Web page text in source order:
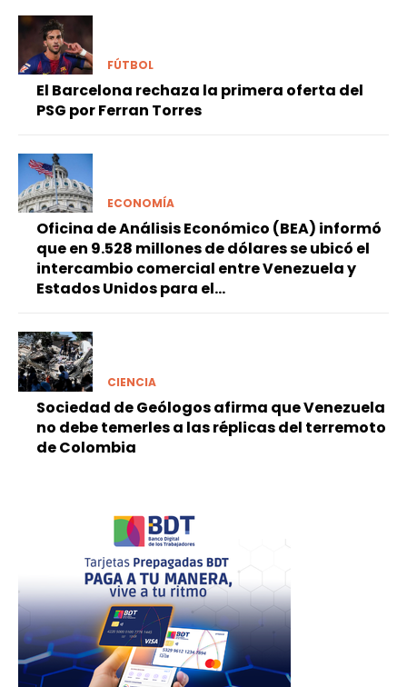
FÚTBOL
El Barcelona rechaza la primera oferta del
PSG por Ferran Torres
ECONOMÍA
Oficina de Análisis Económico (BEA) informó
que en 9.528 millones de dólares se ubicó el
intercambio comercial entre Venezuela y
Estados Unidos para el...
CIENCIA
Sociedad de Geólogos afirma que Venezuela
no debe temerles a las réplicas del terremoto
de Colombia